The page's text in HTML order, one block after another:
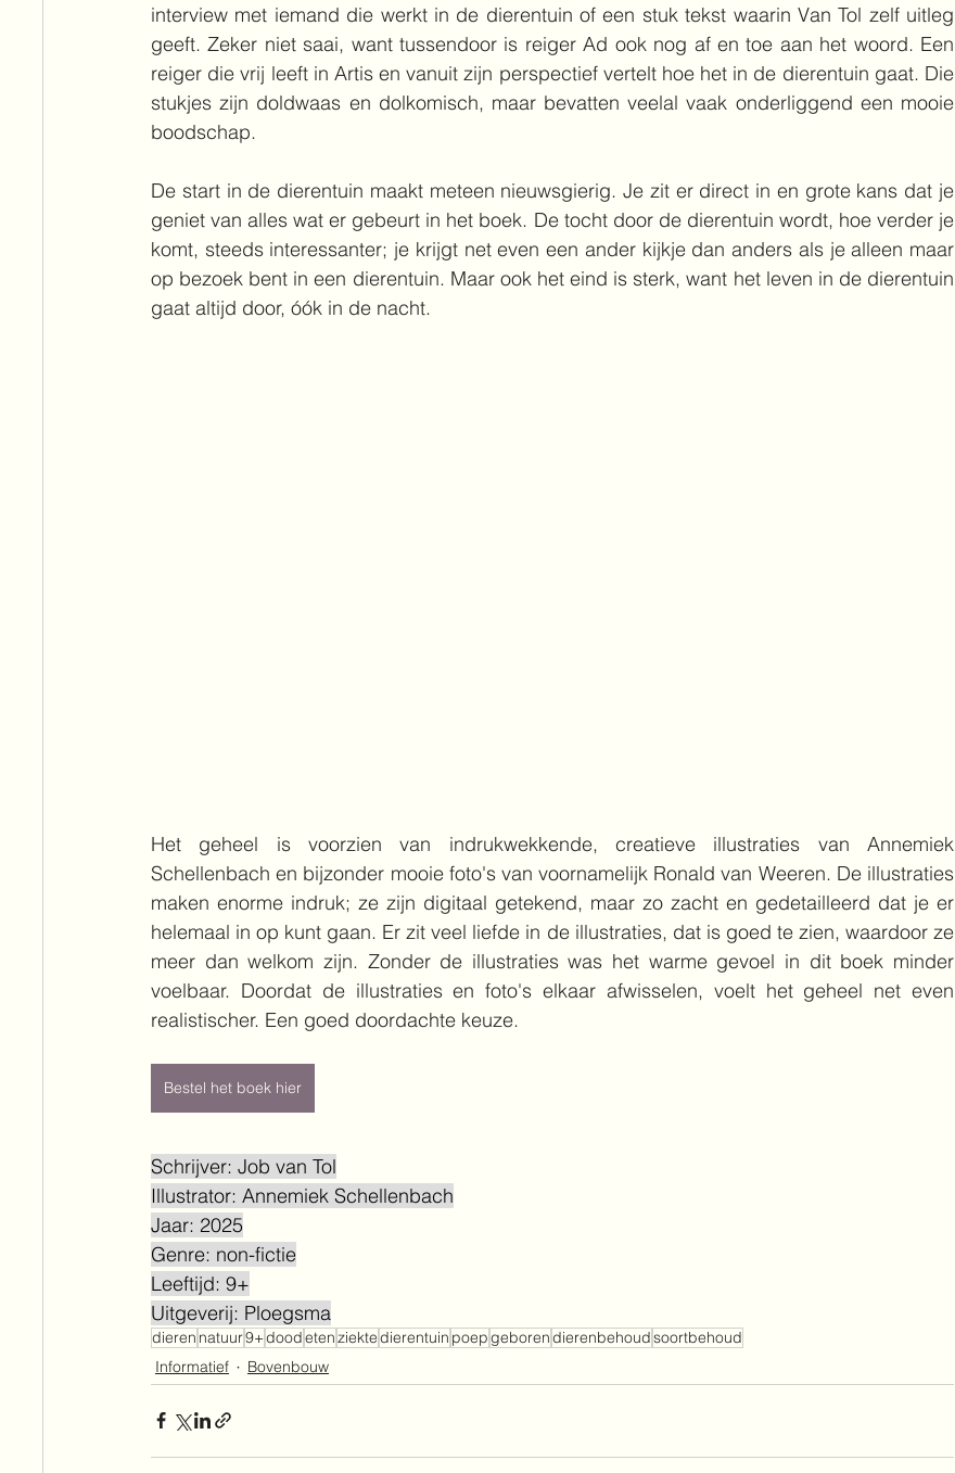
interview met iemand die werkt in de dierentuin of een stuk tekst waarin Van Tol zelf uitleg
geeft. Zeker niet saai, want tussendoor is reiger Ad ook nog af en toe aan het woord. Een
reiger die vrij leeft in Artis en vanuit zijn perspectief vertelt hoe het in de dierentuin gaat. Die
stukjes zijn doldwaas en dolkomisch, maar bevatten veelal vaak onderliggend een mooie
boodschap.
De start in de dierentuin maakt meteen nieuwsgierig. Je zit er direct in en grote kans dat je
geniet van alles wat er gebeurt in het boek. De tocht door de dierentuin wordt, hoe verder je
komt, steeds interessanter; je krijgt net even een ander kijkje dan anders als je alleen maar
op bezoek bent in een dierentuin. Maar ook het eind is sterk, want het leven in de dierentuin
gaat altijd door, óók in de nacht.
Het geheel is voorzien van indrukwekkende, creatieve illustraties van Annemiek
Schellenbach en bijzonder mooie foto's van voornamelijk Ronald van Weeren. De illustraties
maken enorme indruk; ze zijn digitaal getekend, maar zo zacht en gedetailleerd dat je er
helemaal in op kunt gaan. Er zit veel liefde in de illustraties, dat is goed te zien, waardoor ze
meer dan welkom zijn. Zonder de illustraties was het warme gevoel in dit boek minder
voelbaar. Doordat de illustraties en foto's elkaar afwisselen, voelt het geheel net even
realistischer. Een goed doordachte keuze.
Bestel het boek hier
Schrijver: Job van Tol
Illustrator: Annemiek Schellenbach
Jaar: 2025
Genre: non-fictie
Leeftijd: 9+
Uitgeverij: Ploegsma
dieren natuur9+doodetenziektedierentuin poepgeborendierenbehoudsoortbehoud
Informatief
Bovenbouw